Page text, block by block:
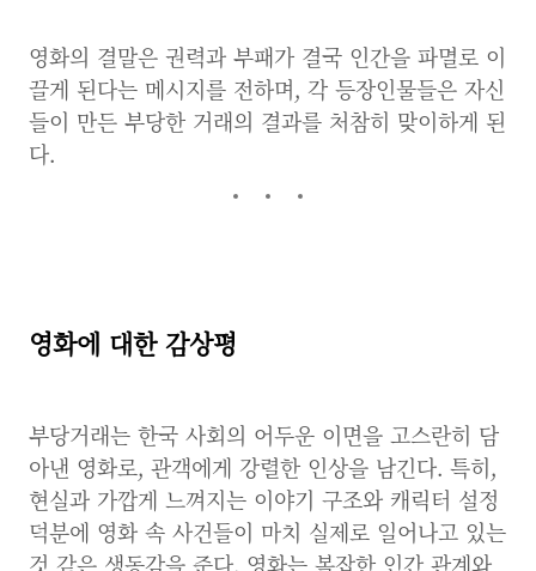
영화의 결말은 권력과 부패가 결국 인간을 파멸로 이
끌게 된다는 메시지를 전하며, 각 등장인물들은 자신
들이 만든 부당한 거래의 결과를 처참히 맞이하게 된
다.
영화에 대한 감상평
부당거래는 한국 사회의 어두운 이면을 고스란히 담
아낸 영화로, 관객에게 강렬한 인상을 남긴다. 특히,
현실과 가깝게 느껴지는 이야기 구조와 캐릭터 설정
덕분에 영화 속 사건들이 마치 실제로 일어나고 있는
것 같은 생동감을 준다. 영화는 복잡한 인간 관계와